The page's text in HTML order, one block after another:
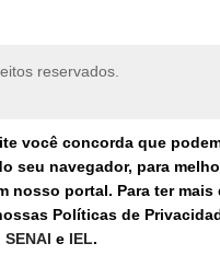
você concorda que
seu navegador, para
nosso portal. Para ter
Políticas de
SENAIe IEL.
reservados.